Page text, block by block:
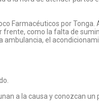
Farmacéuticos por Tonga.
frente, como la falta de
el
a la causa y conozcan un